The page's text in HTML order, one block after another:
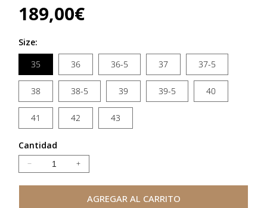
Precio
habitual
189,00€
Size:
35
36 36-5 37 37-5
38 38-5 39 39-5 40
41 42 43
Cantidad
Reducir
Aumentar
para
AGREGAR AL CARRITO